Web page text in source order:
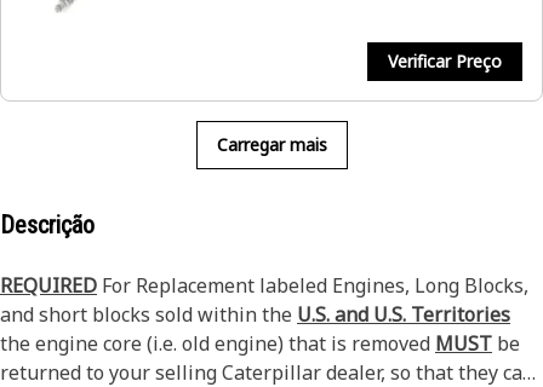
Verificar Preço
Carregar mais
Descrição
REQUIRED For Replacement labeled Engines, Long Blocks,
and short blocks sold within the U.S. and U.S. Territories
the engine core (i.e. old engine) that is removed MUST be
returned to your selling Caterpillar dealer, so that they can